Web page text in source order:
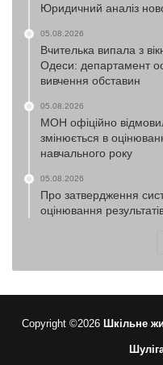
Юридичний аналіз
05.08.2026
Вчителька випала з
Одеси: департамент
вивчення обставин
05.08.2026
МОН офіційно
змінюється в
навчального року
05.08.2026
Про затвердження
оцінювання
Copyright ©2026 Шкільне